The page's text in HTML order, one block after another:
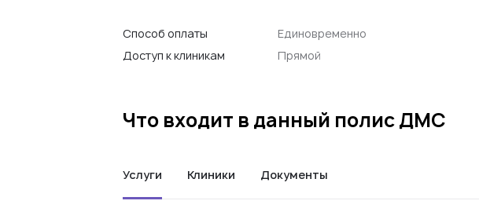
Способ оплаты
Единовременно
Доступ к клиникам
Прямой
Что входит в данный полис ДМС
Услуги Клиники Документы